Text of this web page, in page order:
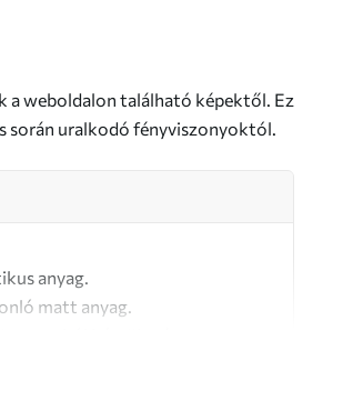
a weboldalon található képektől. Ez
során uralkodó fényviszonyoktól.
anyag.
matt anyag.